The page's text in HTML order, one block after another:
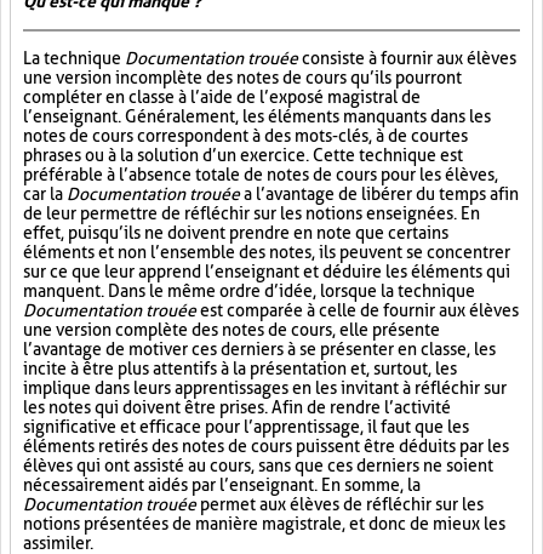
La technique Documentation trouéeconsiste à fournir aux élèves
une version incomplète des notes de cours qu’ils pourront
compléter en classe à l’aide de l’exposé magistral de
l’enseignant. Généralement, les éléments manquants dans les
notes de cours correspondent à des mots-clés, à de courtes
phrases ou à la solution d’un exercice. Cette technique est
préférable à l’absence totale de notes de cours pour les élèves,
car la Documentation trouéea l’avantage de libérer du temps afin
de leur permettre de réfléchir sur les notions enseignées. En
effet, puisqu’ils ne doivent prendre en note que certains
éléments et non l’ensemble des notes, ils peuvent se concentrer
sur ce que leur apprend l’enseignant et déduire les éléments qui
manquent. Dans le même ordre d’idée, lorsque la technique
Documentation trouéeest comparée à celle de fournir aux élèves
une version complète des notes de cours, elle présente
l’avantage de motiver ces derniers à se présenter en classe, les
incite à être plus attentifs à la présentation et, surtout, les
implique dans leurs apprentissages en les invitant à réfléchir sur
les notes qui doivent être prises. Afin de rendre l’activité
significative et efficace pour l’apprentissage, il faut que les
éléments retirés des notes de cours puissent être déduits par les
élèves qui ont assisté au cours, sans que ces derniers ne soient
nécessairement aidés par l’enseignant. En somme, la
Documentation trouéepermet aux élèves de réfléchir sur les
notions présentées de manière magistrale, et donc de mieux les
assimiler.